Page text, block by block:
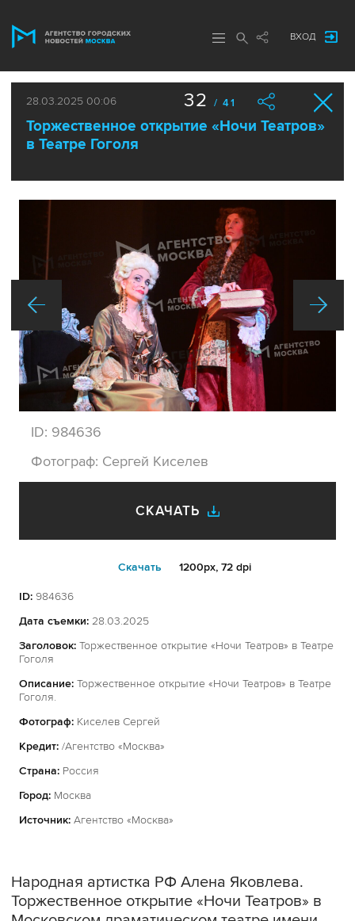
ВХОД
28.03.2025 00:06
Торжественное открытие «Ночи Театров»
в Театре Гоголя
32 / 41
ID: 984636
Фотограф: Сергей Киселев
СКАЧАТЬ
Cкачать 1200px, 72 dpi
ID: 984636
Дата съемки: 28.03.2025
Заголовок: Торжественное открытие «Ночи Театров» в Театре
Гоголя
Описание: Торжественное открытие «Ночи Театров» в Театре
Гоголя.
Фотограф: Киселев Сергей
Кредит: /Агентство «Москва»
Страна: Россия
Город: Москва
Источник: Агентство «Москва»
Народная артистка РФ Алена Яковлева.
Торжественное открытие «Ночи Театров» в